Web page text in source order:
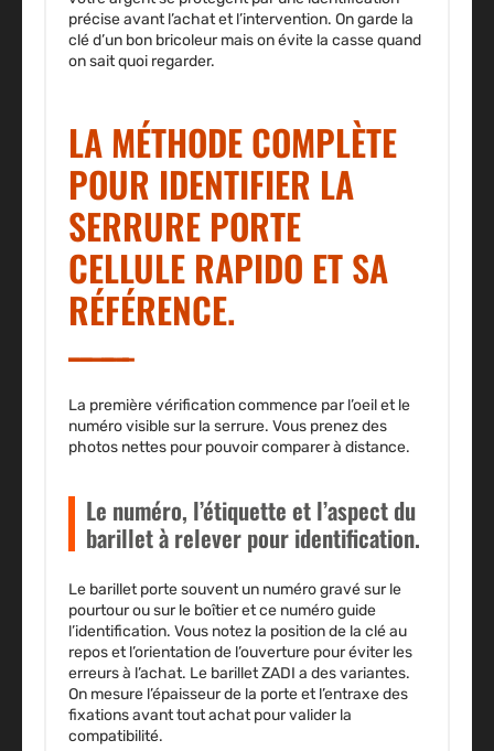
précise avant l’achat et l’intervention. On garde la
clé d’un bon bricoleur mais on évite la casse quand
on sait quoi regarder.
LA MÉTHODE COMPLÈTE
POUR IDENTIFIER LA
SERRURE PORTE
CELLULE RAPIDO ET SA
RÉFÉRENCE.
La première vérification commence par l’oeil et le
numéro visible sur la serrure. Vous prenez des
photos nettes pour pouvoir comparer à distance.
Le numéro, l’étiquette et l’aspect du
barillet à relever pour identification.
Le barillet porte souvent un numéro gravé sur le
pourtour ou sur le boîtier et ce numéro guide
l’identification. Vous notez la position de la clé au
repos et l’orientation de l’ouverture pour éviter les
erreurs à l’achat. Le barillet ZADI a des variantes.
On mesure l’épaisseur de la porte et l’entraxe des
fixations avant tout achat pour valider la
compatibilité.